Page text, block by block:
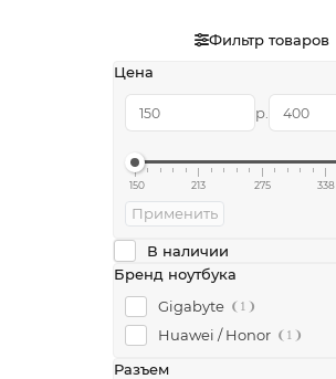
Фильтр товаров
Цена
р.
150 213 275 338
Применить
В наличии
Бренд ноутбука
Gigabyte
1
Huawei / Honor 1
Разъем